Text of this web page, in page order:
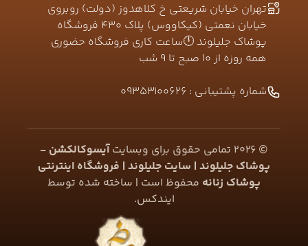
تهران خیابان شریعتی خ کلاهدوز (دولت) روبروی
خیابان نعمتی (کیکاووس) پلاک ۴۳۰ فروشگاه
پوشاک جلیلوند 🕛ساعت کاری فروشگاه حضوری
همه روزه از ۱۰ صبح تا ۹ شب
شماره پشتیبانی : 09353100626
©
2026 تمامی حقوق برای وبسایتآیسوکالکشن -
پوشاک جلیلوند | سایت جلیلوند | فروشگاه اینترنتی
پوشاک زنانه محفوظ است | ساخته شده توسط
ایندکس.